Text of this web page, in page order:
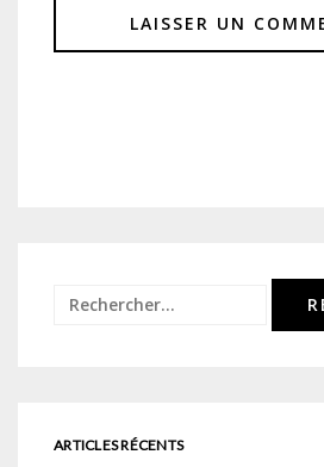
Rechercher :
ARTICLES RÉCENTS